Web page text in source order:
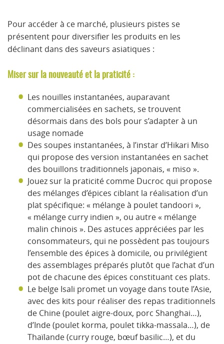
Pour accéder à ce marché, plusieurs pistes se
présentent pour diversifier les produits en les
déclinant dans des saveurs asiatiques :
Miser sur la nouveauté et la praticité :
Les nouilles instantanées, auparavant
commercialisées en sachets, se trouvent
désormais dans des bols pour s’adapter à un
usage nomade
Des soupes instantanées, à l’instar d’Hikari Miso
qui propose des version instantanées en sachet
des bouillons traditionnels japonais, « miso ».
Jouez sur la praticité comme Ducroc qui propose
des mélanges d’épices ciblant la réalisation d’un
plat spécifique: « mélange à poulet tandoori »,
« mélange curry indien », ou autre « mélange
malin chinois ». Des astuces appréciées par les
consommateurs, qui ne possèdent pas toujours
l’ensemble des épices à domicile, ou privilégient
des assemblages préparés plutôt que l’achat d’un
pot de chacune des épices constituant ces plats.
Le belge Isali promet un voyage dans toute l’Asie,
avec des kits pour réaliser des repas traditionnels
de Chine (poulet aigre-doux, porc Shanghai…),
d’Inde (poulet korma, poulet tikka-massala…), de
Thaïlande (curry rouge, bœuf basilic…), et du